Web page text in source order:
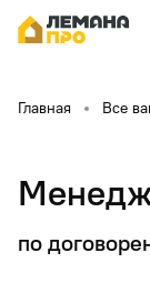
Главная Все
по